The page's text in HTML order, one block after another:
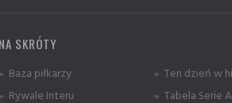
NA SKRÓTY
» Baza piłkarzy
» Rywale Interu
» Ten dzień w
» Tabela Serie A